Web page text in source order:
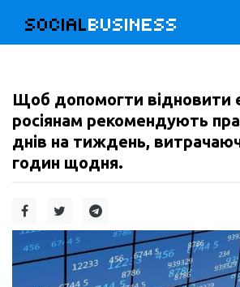
SOCIALBUSINESS
Щоб допомогти відновити
росіянам рекомендують
днів на тиждень,
годин щодня.